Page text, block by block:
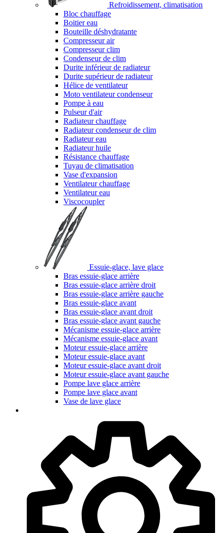
Refroidissement, climatisation
Bloc chauffage
Boitier eau
Bouteille déshydratante
Compresseur air
Compresseur clim
Condenseur de clim
Durite inférieur de radiateur
Durite supérieur de radiateur
Hélice de ventilateur
Moto ventilateur condenseur
Pompe à eau
Pulseur d'air
Radiateur chauffage
Radiateur condenseur de clim
Radiateur eau
Radiateur huile
Résistance chauffage
Tuyau de climatisation
Vase d'expansion
Ventilateur chauffage
Ventilateur eau
Viscocoupler
Essuie-glace, lave glace
Bras essuie-glace arrière
Bras essuie-glace arrière droit
Bras essuie-glace arrière gauche
Bras essuie-glace avant
Bras essuie-glace avant droit
Bras essuie-glace avant gauche
Mécanisme essuie-glace arrière
Mécanisme essuie-glace avant
Moteur essuie-glace arrière
Moteur essuie-glace avant
Moteur essuie-glace avant droit
Moteur essuie-glace avant gauche
Pompe lave glace arrière
Pompe lave glace avant
Vase de lave glace